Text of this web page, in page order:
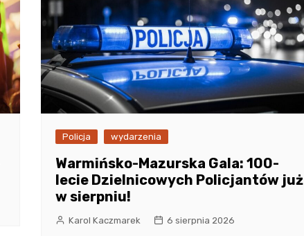
Policja wydarzenia
Warmińsko-Mazurska Gala: 100-
lecie Dzielnicowych Policjantów już
w sierpniu!
Karol Kaczmarek 6 sierpnia 2026